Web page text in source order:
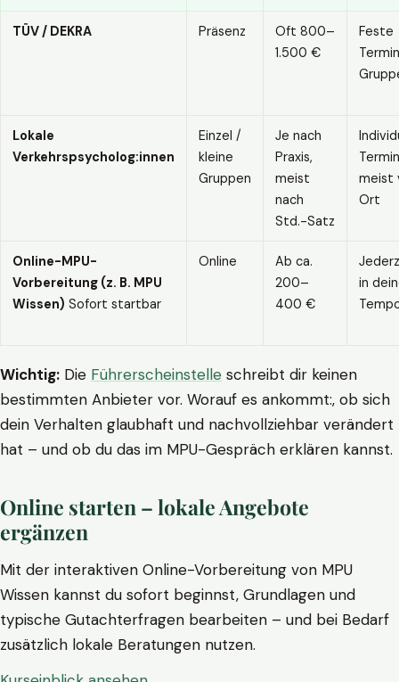
TÜV / DEKRA Präsenz
Oft 800–
1.500 €
Feste
Lokale
Verkehrspsycholog:innen
Einzel /
kleine
Gruppen
Je nach
Praxis,
meist
nach
Std.-Satz
meist
Ort
Online-MPU-
Vorbereitung (z. B. MPU
Wissen) Sofort startbar
Online
Ab ca.
200–
400 €
in
Wichtig: Die Führerscheinstelle schreibt dir keinen
bestimmten Anbieter vor. Worauf es ankommt:, ob sich
dein Verhalten glaubhaft und nachvollziehbar verändert
hat – und ob du das im MPU-Gespräch erklären kannst.
Online starten – lokale Angebote
ergänzen
Mit der interaktiven Online-Vorbereitung von MPU
Wissen kannst du sofort beginnst, Grundlagen und
typische Gutachterfragen bearbeiten – und bei Bedarf
zusätzlich lokale Beratungen nutzen.